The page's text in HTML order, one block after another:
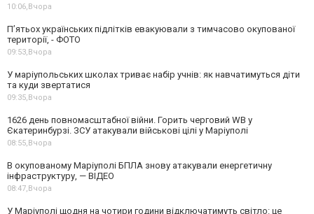
10:06,Вчора
П’ятьох українських підлітків евакуювали з тимчасово окупованої
території, - ФОТО
09:53,Вчора
У маріупольських школах триває набір учнів: як навчатимуться діти
та куди звертатися
09:35,Вчора
1626 день повномасштабної війни. Горить черговий WB у
Єкатеринбурзі. ЗСУ атакували військові цілі у Маріуполі
08:55,Вчора
В окупованому Маріуполі БПЛА знову атакували енергетичну
інфраструктуру, — ВІДЕО
08:47,Вчора
У Маріуполі щодня на чотири години відключатимуть світло: це